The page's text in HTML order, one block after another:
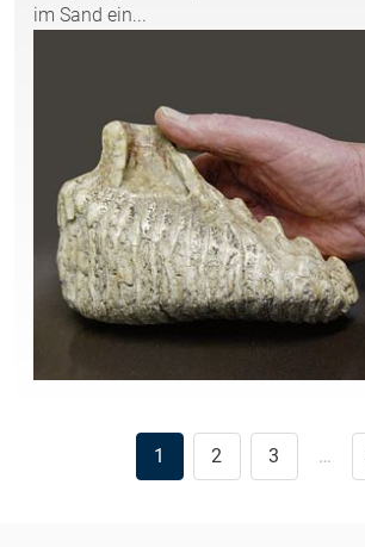
im Sand ein...
1 2 3 …